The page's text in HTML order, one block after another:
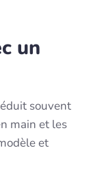
un
souvent
main et les
et